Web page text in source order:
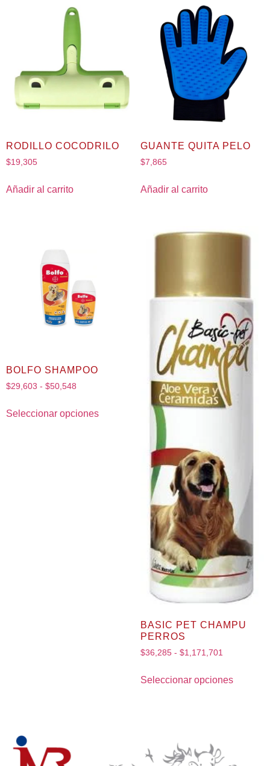
RODILLO COCODRILO
$19,305
Añadir al carrito
GUANTE QUITA PELO
$7,865
Añadir al carrito
BOLFO SHAMPOO
$29,603 - $50,548
Seleccionar opciones
BASIC PET CHAMPU
PERROS
$36,285 - $1,171,701
Seleccionar opciones